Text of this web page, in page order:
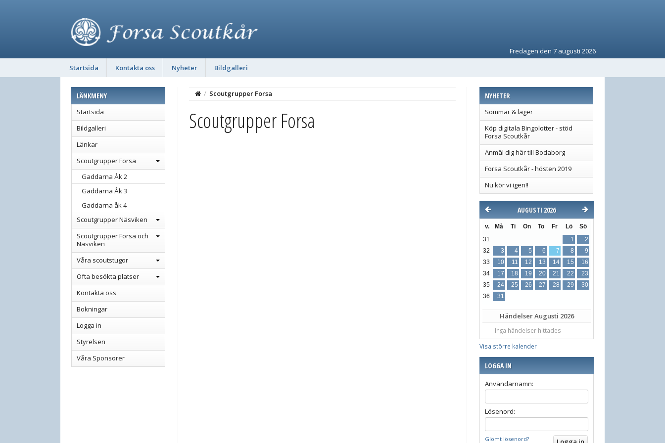
Fredagen den 7 augusti 2026
Startsida
Kontakta oss Nyheter Bildgalleri
LÄNKMENY
Startsida
Bildgalleri
Länkar
Scoutgrupper Forsa
Gaddarna Åk 2
Gaddarna Åk 3
Gaddarna åk 4
Scoutgrupper Näsviken
Scoutgrupper Forsa och
Näsviken
Våra scoutstugor
Ofta besökta platser
Kontakta oss
Bokningar
Logga in
Styrelsen
Våra Sponsorer
NYHETER
Sommar & läger
Köp digitala Bingolotter - stöd
Forsa Scoutkår
Anmäl dig här till Bodaborg
Forsa Scoutkår - hösten 2019
Nu kör vi igen!!
AUGUSTI 2026
v. Må Ti On To Fr Lö Sö
31 1
2
32
3 4 5 6 7 8
9
33
10 11 12 13 14 15
16
34
17 18 19 20 21 22
23
35
24 25 26 27 28 29
30
36
31
HändelserAugusti 2026
Inga händelser hittades
Visa större kalender
LOGGA IN
Användarnamn:
Lösenord:
Glömt lösenord?
/ Scoutgrupper Forsa
Scoutgrupper Forsa